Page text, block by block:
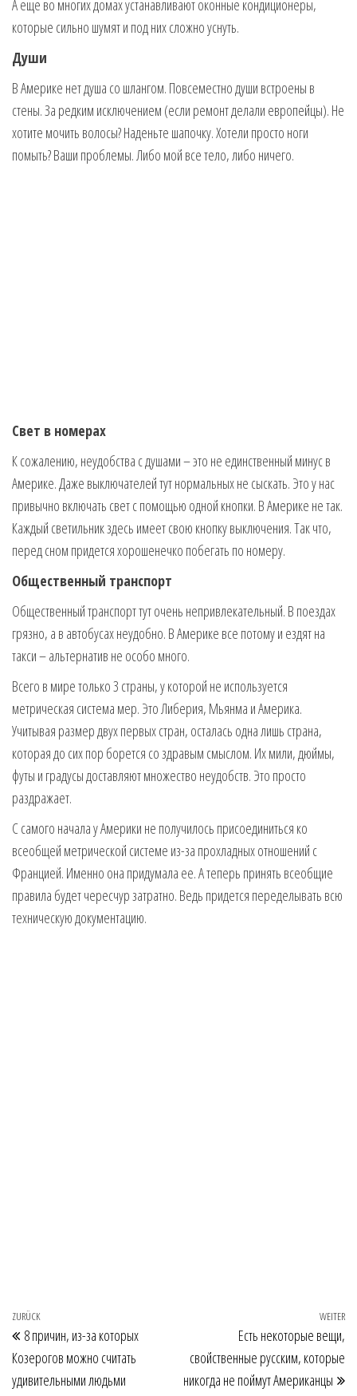
А еще во многих домах устанавливают оконные кондиционеры,
которые сильно шумят и под них сложно уснуть.
Души
В Америке нет душа со шлангом. Повсеместно души встроены в
стены. За редким исключением (если ремонт делали европейцы). Не
хотите мочить волосы? Наденьте шапочку. Хотели просто ноги
помыть? Ваши проблемы. Либо мой все тело, либо ничего.
Свет в номерах
К сожалению, неудобства с душами – это не единственный минус в
Америке. Даже выключателей тут нормальных не сыскать. Это у нас
привычно включать свет с помощью одной кнопки. В Америке не так.
Каждый светильник здесь имеет свою кнопку выключения. Так что,
перед сном придется хорошенечко побегать по номеру.
Общественный транспорт
Общественный транспорт тут очень непривлекательный. В поездах
грязно, а в автобусах неудобно. В Америке все потому и ездят на
такси – альтернатив не особо много.
Всего в мире только 3 страны, у которой не используется
метрическая система мер. Это Либерия, Мьянма и Америка.
Учитывая размер двух первых стран, осталась одна лишь страна,
которая до сих пор борется со здравым смыслом. Их мили, дюймы,
футы и градусы доставляют множество неудобств. Это просто
раздражает.
С самого начала у Америки не получилось присоединиться ко
всеобщей метрической системе из-за прохладных отношений с
Францией. Именно она придумала ее. А теперь принять всеобщие
правила будет чересчур затратно. Ведь придется переделывать всю
техническую документацию.
Beitragsnavigation
Vorheriger Beitrag
ZURÜCK
8 причин, из-за которых
Козерогов можно считать
удивительными людьми
WEITER
Есть некоторые вещи,
свойственные русским, которые
никогда не поймут Американцы